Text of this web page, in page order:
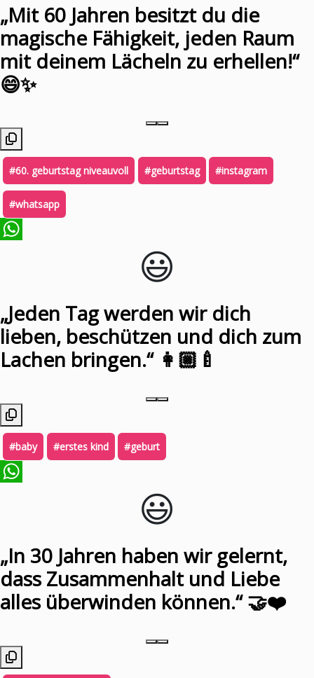
„Mit 60 Jahren besitzt du die
magische Fähigkeit, jeden Raum
mit deinem Lächeln zu erhellen!“
😄✨
#60. geburtstag niveauvoll #geburtstag #instagram
#whatsapp
😃️
„Jeden Tag werden wir dich
lieben, beschützen und dich zum
Lachen bringen.“ 👩🏼‍🍼
#baby #erstes kind #geburt
😃️
„In 30 Jahren haben wir gelernt,
dass Zusammenhalt und Liebe
alles überwinden können.“ 🤝❤️